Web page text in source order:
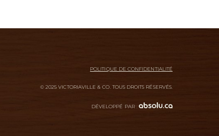
POLITIQUE DE CONFIDENTIALITÉ
© 2025 VICTORIAVILLE & CO. TOUS DROITS RÉSERVÉS.
DÉVELOPPÉ PAR :